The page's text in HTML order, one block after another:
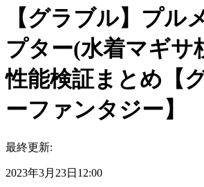
【グラブル】プル
プター(水着マギサ
性能検証まとめ【
ーファンタジー】
最終更新:
2023年3月23日12:00